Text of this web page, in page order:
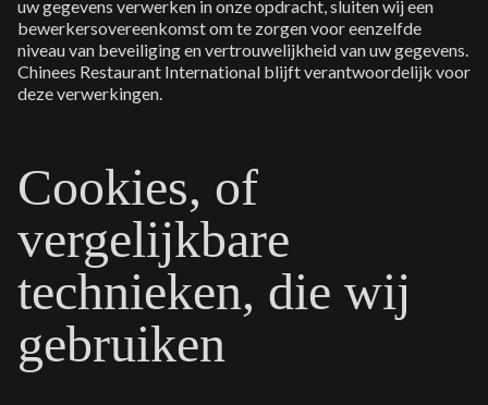
uw gegevens verwerken in onze opdracht, sluiten wij een
bewerkersovereenkomst om te zorgen voor eenzelfde
niveau van beveiliging en vertrouwelijkheid van uw gegevens.
Chinees Restaurant International blijft verantwoordelijk voor
deze verwerkingen.
Cookies, of
vergelijkbare
technieken, die wij
gebruiken